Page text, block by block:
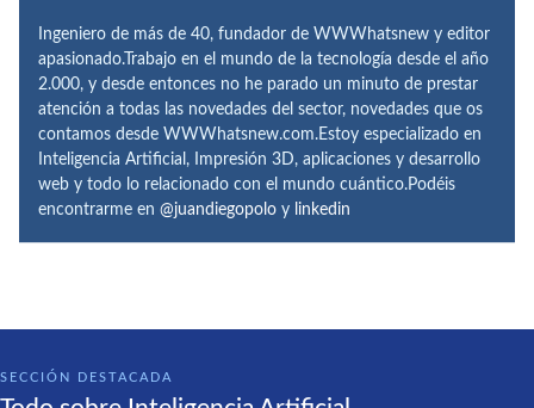
Ingeniero de más de 40, fundador de WWWhatsnew y editor
apasionado.Trabajo en el mundo de la tecnología desde el año
2.000, y desde entonces no he parado un minuto de prestar
atención a todas las novedades del sector, novedades que os
contamos desde WWWhatsnew.com.Estoy especializado en
Inteligencia Artificial, Impresión 3D, aplicaciones y desarrollo
web y todo lo relacionado con el mundo cuántico.Podéis
encontrarme en @juandiegopolo y linkedin
SECCIÓN DESTACADA